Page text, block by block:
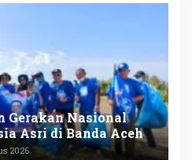
Gerakan Nasional
Asri di Banda Aceh
2026